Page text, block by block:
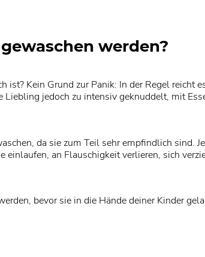
werden?
ist? Kein Grund zur Panik: In der Regel reicht
jedoch zu intensiv geknuddelt, mit
da sie zum Teil sehr empfindlich sind.
an Flauschigkeit verlieren, sich
bevor sie in die Hände deiner Kinder